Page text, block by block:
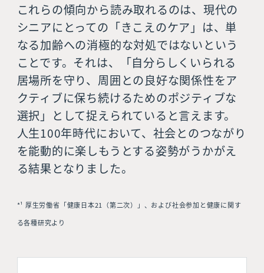
これらの傾向から読み取れるのは、現代の
シニアにとっての「きこえのケア」は、単
なる加齢への消極的な対処ではないという
ことです。それは、「自分らしくいられる
居場所を守り、周囲との良好な関係性をア
クティブに保ち続けるためのポジティブな
選択」として捉えられていると言えます。
人生100年時代において、社会とのつながり
を能動的に楽しもうとする姿勢がうかがえ
る結果となりました。
*¹ 厚生労働省「健康日本21（第二次）」、および社会参加と健康に関す
る各種研究より